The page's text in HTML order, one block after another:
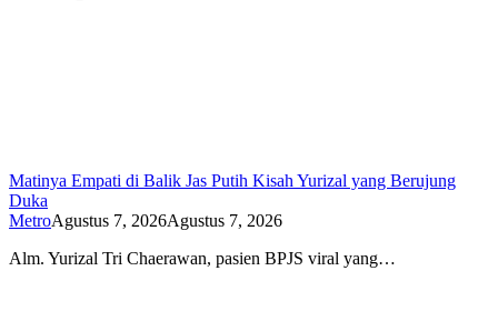
Matinya Empati di Balik Jas Putih Kisah Yurizal yang Berujung
Duka
MetroAgustus 7, 2026Agustus 7, 2026
Alm. Yurizal Tri Chaerawan, pasien BPJS viral yang…